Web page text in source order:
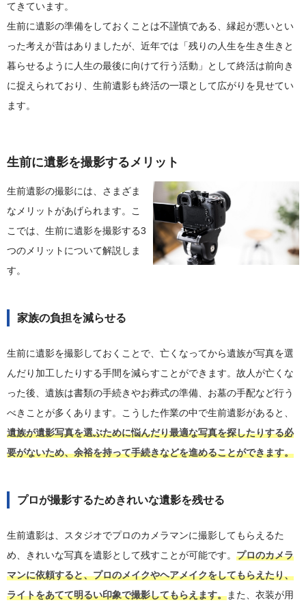
てきています。
生前に遺影の準備をしておくことは不謹慎である、縁起が悪いとい
った考えが昔はありましたが、近年では「残りの人生を生き生きと
暮らせるように人生の最後に向けて行う活動」として終活は前向き
に捉えられており、生前遺影も終活の一環として広がりを見せてい
ます。
生前に遺影を撮影するメリット
生前遺影の撮影には、さまざま
なメリットがあげられます。こ
こでは、生前に遺影を撮影する3
つのメリットについて解説しま
す。
家族の負担を減らせる
生前に遺影を撮影しておくことで、亡くなってから遺族が写真を選
んだり加工したりする手間を減らすことができます。故人が亡くな
った後、遺族は書類の手続きやお葬式の準備、お墓の手配など行う
べきことが多くあります。こうした作業の中で生前遺影があると、
遺族が遺影写真を選ぶために悩んだり最適な写真を探したりする必
要がないため、余裕を持って手続きなどを進めることができます。
プロが撮影するためきれいな遺影を残せる
生前遺影は、スタジオでプロのカメラマンに撮影してもらえるた
め、きれいな写真を遺影として残すことが可能です。 プロのカメラ
マンに依頼すると、プロのメイクやヘアメイクをしてもらえたり、
ライトをあてて明るい印象で撮影してもらえます。また、衣装が用